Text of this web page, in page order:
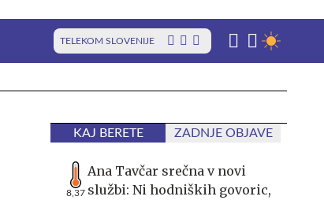
TELEKOM SLOVENIJE
KAJ BERETE ZADNJE OBJAVE
8,37
Ana Tavčar srečna v novi
službi: Ni hodniških govoric,